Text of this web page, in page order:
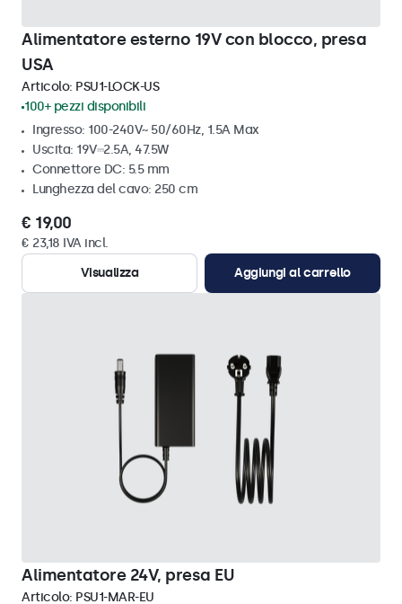
Alimentatore esterno 19V con blocco, presa
USA
Articolo: PSU1-LOCK-US
100+ pezzi disponibili
Ingresso: 100-240V~ 50/60Hz, 1.5A Max
Uscita: 19V⎓2.5A, 47.5W
Connettore DC: 5.5 mm
Lunghezza del cavo: 250 cm
€ 19,00
€ 23,18 IVA incl.
Visualizza
Aggiungi al carrello
Alimentatore 24V, presa EU
Articolo: PSU1-MAR-EU